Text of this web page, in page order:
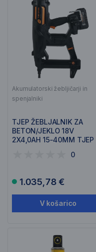
Akumulatorski žebljičarji in
spenjalniki
TJEP ŽEBLJALNIK ZA
BETON/JEKLO 18V
2X4,0AH 15-40MM TJEP
0
1.035,78 €
V košarico